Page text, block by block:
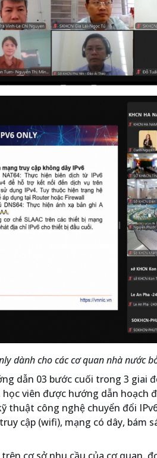
dành cho các cơ quan nhà nước
dẫn 03 bước cuối trong 3 giai
viên được hướng dẫn hoạch
thuật công nghệ chuyển đổi
cập (wifi), mạng có dây, bám